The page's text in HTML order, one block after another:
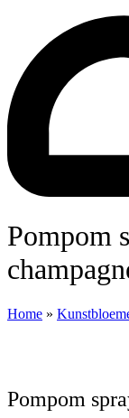
pompom spray x 7 lg 98 cm
Home »
pompom